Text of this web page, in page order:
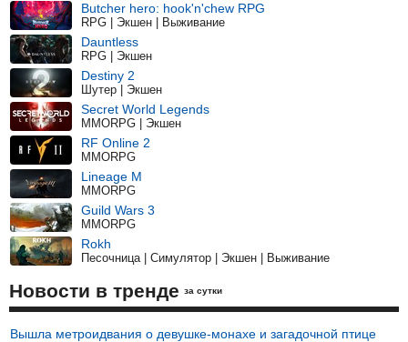
Butcher hero: hook'n'chew RPG
RPG | Экшен | Выживание
Dauntless
RPG | Экшен
Destiny 2
Шутер | Экшен
Secret World Legends
MMORPG | Экшен
RF Online 2
MMORPG
Lineage M
MMORPG
Guild Wars 3
MMORPG
Rokh
Песочница | Симулятор | Экшен | Выживание
Новости в тренде за сутки
Вышла метроидвания о девушке-монахе и загадочной птице